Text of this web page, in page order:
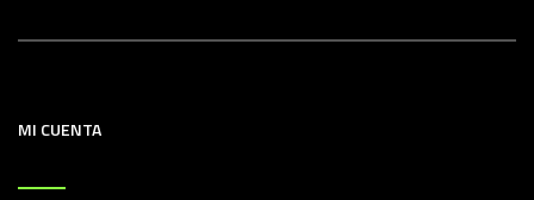
MI CUENTA